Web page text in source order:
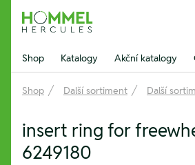
Hommel Hercules
Shop Katalogy Akční katalogy
Shop Další sortiment Další
insert ring for
6249180